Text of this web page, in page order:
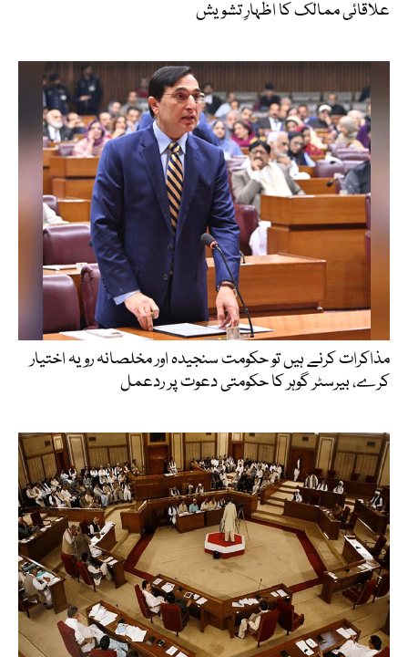
علاقائی ممالک کا اظہارِ تشویش
مذاکرات کرنے ہیں تو حکومت سنجیدہ اور مخلصانہ رویہ اختیار
کرے، بیرسٹر گوہر کا حکومتی دعوت پر ردعمل